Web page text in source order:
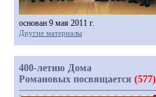
основан 9 мая 2011 г.
Другие материалы
400-летию Дома
Романовых посвящается (577)